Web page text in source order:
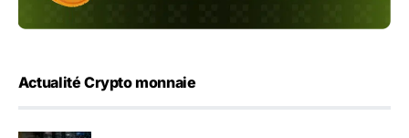
Actualité Crypto monnaie